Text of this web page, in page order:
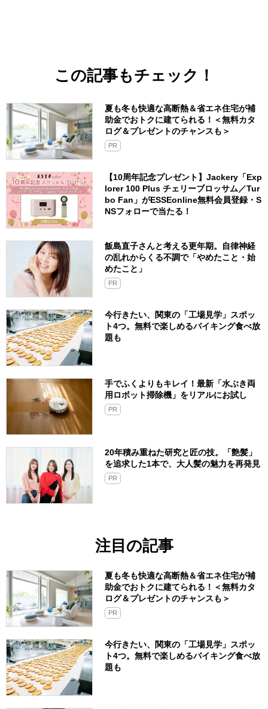
この記事もチェック！
夏も冬も快適な高断熱＆省エネ住宅が補
助金でおトクに建てられる！＜無料カタ
ログ＆プレゼントのチャンスも＞
PR
【10周年記念プレゼント】Jackery「Exp
lorer 100 Plus チェリーブロッサム／Tur
bo Fan」がESSEonline無料会員登録・S
NSフォローで当たる！
飯島直子さんと考える更年期。自律神経
の乱れからくる不調で「やめたこと・始
めたこと」
PR
今行きたい、関東の「工場見学」スポッ
ト4つ。無料で楽しめるバイキング食べ放
題も
手でふくよりもキレイ！最新「水ぶき両
用ロボット掃除機」をリアルにお試し
PR
20年積み重ねた研究と匠の技。「艶髪」
を追求した1本で、大人髪の魅力を再発見
PR
注目の記事
夏も冬も快適な高断熱＆省エネ住宅が補
助金でおトクに建てられる！＜無料カタ
ログ＆プレゼントのチャンスも＞
PR
今行きたい、関東の「工場見学」スポッ
ト4つ。無料で楽しめるバイキング食べ放
題も